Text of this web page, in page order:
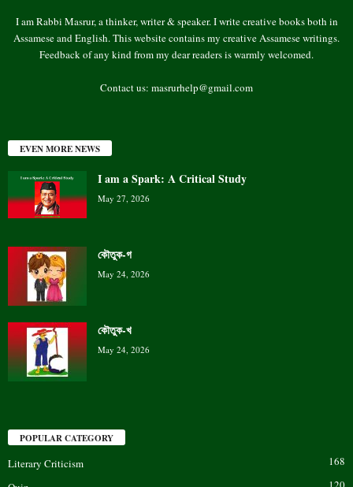
I am Rabbi Masrur, a thinker, writer & speaker. I write creative books both in
Assamese and English. This website contains my creative Assamese writings.
Feedback of any kind from my dear readers is warmly welcomed.
Contact us: masrurhelp@gmail.com
EVEN MORE NEWS
I am a Spark: A Critical Study
May 27, 2026
কৌতুক-গ
May 24, 2026
কৌতুক-খ
May 24, 2026
POPULAR CATEGORY
Literary Criticism
168